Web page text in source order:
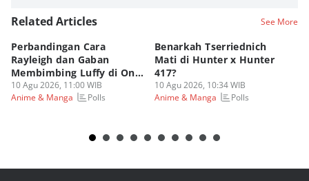
Related Articles See More
Perbandingan Cara
Rayleigh dan Gaban
Membimbing Luffy di One
Piece!
10 Agu 2026, 11:00 WIB
Anime & Manga
Polls
Benarkah Tserriednich
Mati di Hunter x Hunter
417?
10 Agu 2026, 10:34 WIB
Anime & Manga
Polls